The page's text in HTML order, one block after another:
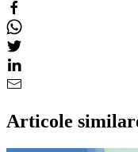
Articole